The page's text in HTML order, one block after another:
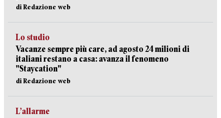
di Redazione web
Lo studio
Vacanze sempre più care, ad agosto 24 milioni di
italiani restano a casa: avanza il fenomeno
"Staycation"
di Redazione web
L’allarme